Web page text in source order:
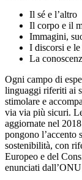
Il sé e l’altro
Il corpo e il
Immagini,
I discorsi e
La
Ogni campo di
linguaggi riferiti ai
stimolare e
via via più sicuri.
aggiornate nel
pongono l’accento
sostenibilità, con
Europeo e del
enunciati